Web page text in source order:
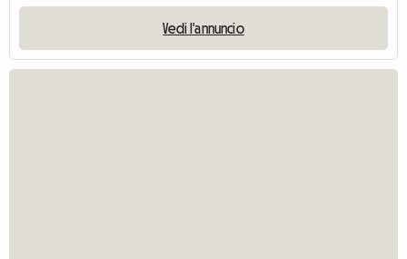
Vedi l'annuncio